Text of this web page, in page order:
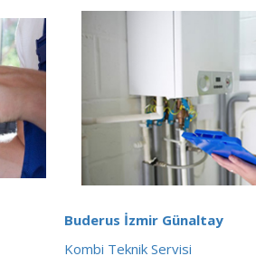
Buderus İzmir Günaltay
Kombi Teknik Servisi